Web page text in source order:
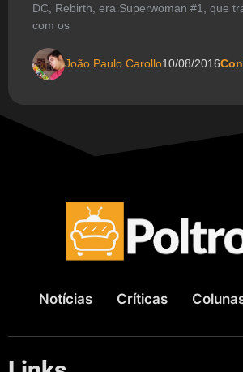
DC, Rebirth, era Superwoman #1, que
com os
João Paulo Carollo10/08/2016
Notícias Críticas